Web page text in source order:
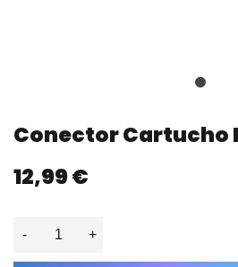
Conector Cartucho
12,99 €
- +